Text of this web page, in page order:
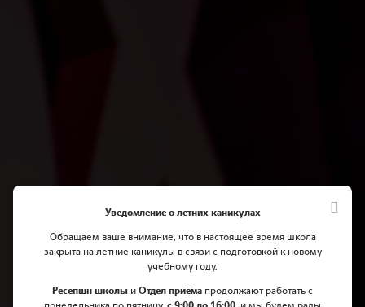
Уведомление о летних каникулах
Обращаем ваше внимание, что в настоящее время школа
закрыта на летние каникулы в связи с подготовкой к новому
учебному году.
Ресепшн школы и Отдел приёма продолжают работать с